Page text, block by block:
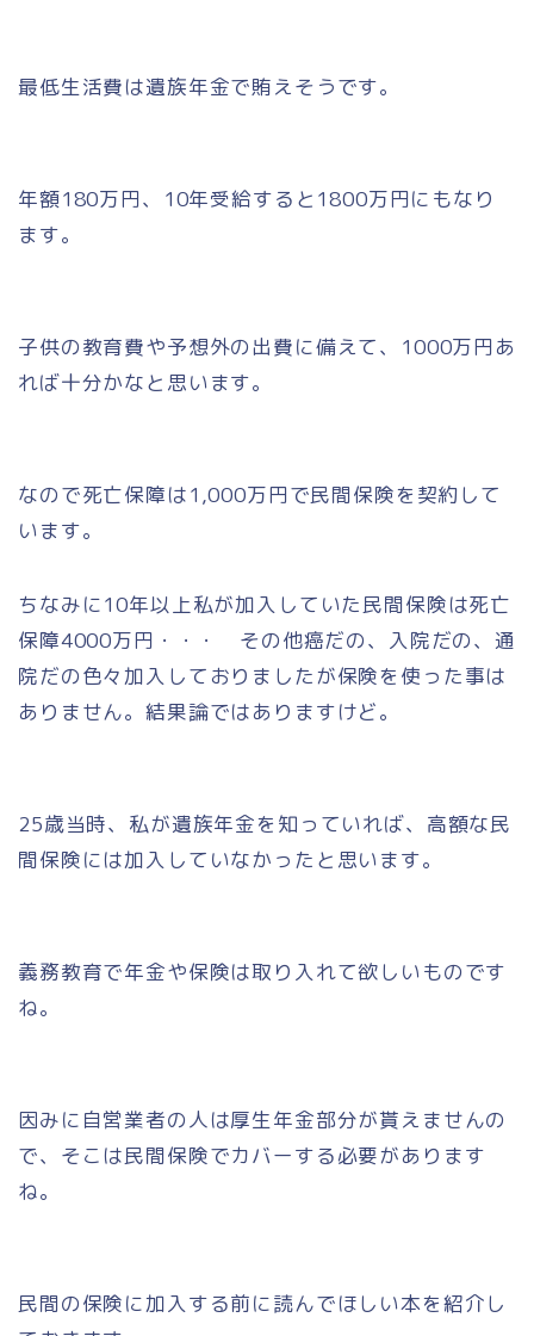
最低生活費は遺族年金で賄えそうです。
年額180万円、10年受給すると1800万円にもなり
ます。
子供の教育費や予想外の出費に備えて、 1000万円あ
れば十分かなと思います。
なので死亡保障は1,000万円で民間保険を契約して
います。
ちなみに10年以上私が加入していた民間保険は死亡
保障4000万円・・・ その他癌だの、入院だの、通
院だの色々加入しておりましたが保険を使った事は
ありません。結果論ではありますけど。
25歳当時、私が遺族年金を知っていれば、高額な民
間保険には加入していなかったと思います。
義務教育で年金や保険は取り入れて欲しいものです
ね。
因みに自営業者の人は厚生年金部分が貰えませんの
で、そこは民間保険でカバーする必要があります
ね。
民間の保険に加入する前に読んでほしい本を紹介し